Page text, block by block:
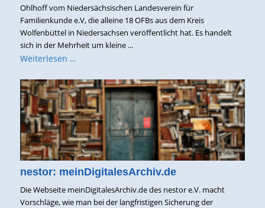
Ohlhoff vom Niedersächsischen Landesverein für
Familienkunde e.V, die alleine 18 OFBs aus dem Kreis
Wolfenbüttel in Niedersachsen veröffentlicht hat. Es handelt
sich in der Mehrheit um kleine ...
Weiterlesen …
nestor: meinDigitalesArchiv.de
Die Webseite meinDigitalesArchiv.de des nestor e.V. macht
Vorschläge, wie man bei der langfristigen Sicherung der